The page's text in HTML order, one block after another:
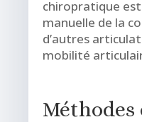
chiropratique
manuelle de la
d’autres
mobilité